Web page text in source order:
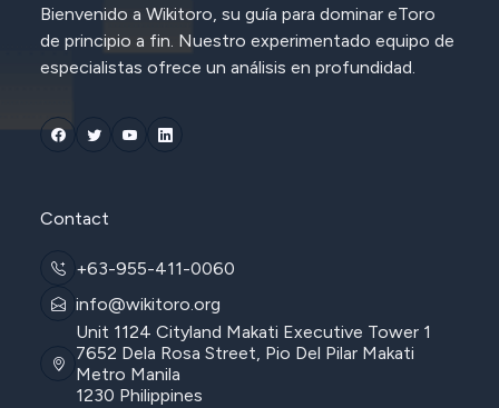
Bienvenido a Wikitoro, su guía para dominar eToro
de principio a fin. Nuestro experimentado equipo de
especialistas ofrece un análisis en profundidad.
Contact
+63-955-411-0060
info@wikitoro.org
Unit 1124 Cityland Makati Executive Tower 1
7652 Dela Rosa Street, Pio Del Pilar Makati
Metro Manila
1230 Philippines